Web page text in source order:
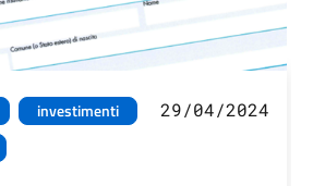
investimenti
29/04/2024